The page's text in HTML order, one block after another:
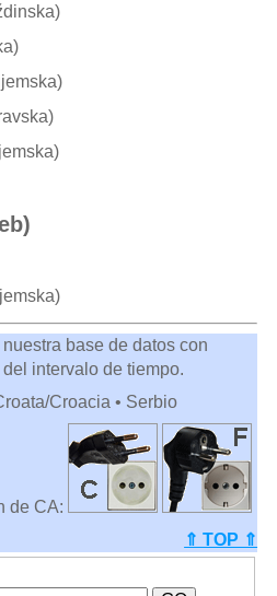
base de datos con
intervalo de tiempo.
Croacia • Serbio
de CA:
⇑ TOP ⇑